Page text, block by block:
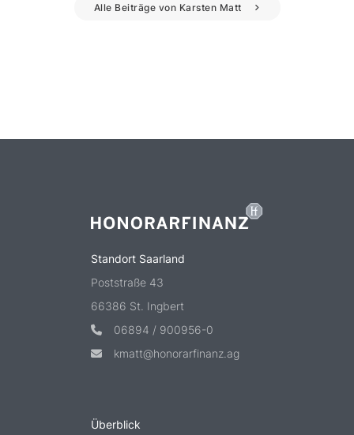
Alle Beiträge von Karsten Matt
Standort Saarland
Poststraße 43
66386 St. Ingbert
06894 / 900956-0
kmatt@honorarfinanz.ag
Überblick